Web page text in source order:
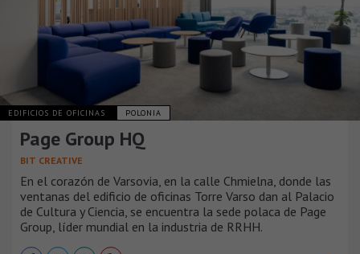
EDIFICIOS DE OFICINAS POLONIA
Page Group HQ
BIT CREATIVE
En el corazón de Varsovia, en la calle Chmielna, donde las
ventanas del edificio de oficinas Torre Varso dan al Palacio
de Cultura y Ciencia, se encuentra la sede polaca de Page
Group, líder mundial en la industria de RRHH.